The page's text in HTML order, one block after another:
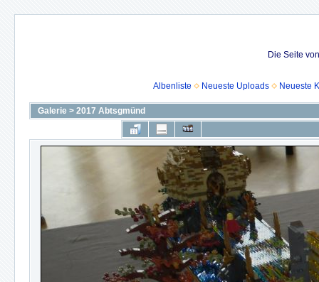
Die Seite
Albenliste Neueste Uploads Neueste
Galerie > 2017 Abtsgmünd